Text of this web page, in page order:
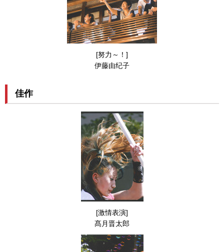
[努力～！]
伊藤由纪子
佳作
[激情表演]
髙月晋太郎